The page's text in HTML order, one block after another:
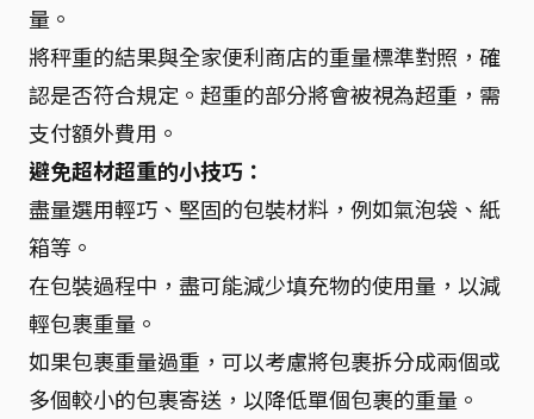
量。
將秤重的結果與全家便利商店的重量標準對照，確
認是否符合規定。超重的部分將會被視為超重，需
支付額外費用。
避免超材超重的小技巧：
盡量選用輕巧、堅固的包裝材料，例如氣泡袋、紙
箱等。
在包裝過程中，盡可能減少填充物的使用量，以減
輕包裹重量。
如果包裹重量過重，可以考慮將包裹拆分成兩個或
多個較小的包裹寄送，以降低單個包裹的重量。